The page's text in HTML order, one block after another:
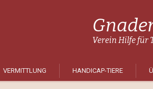
Verein Hilfe für
VERMITTLUNG HANDICAP-TIERE